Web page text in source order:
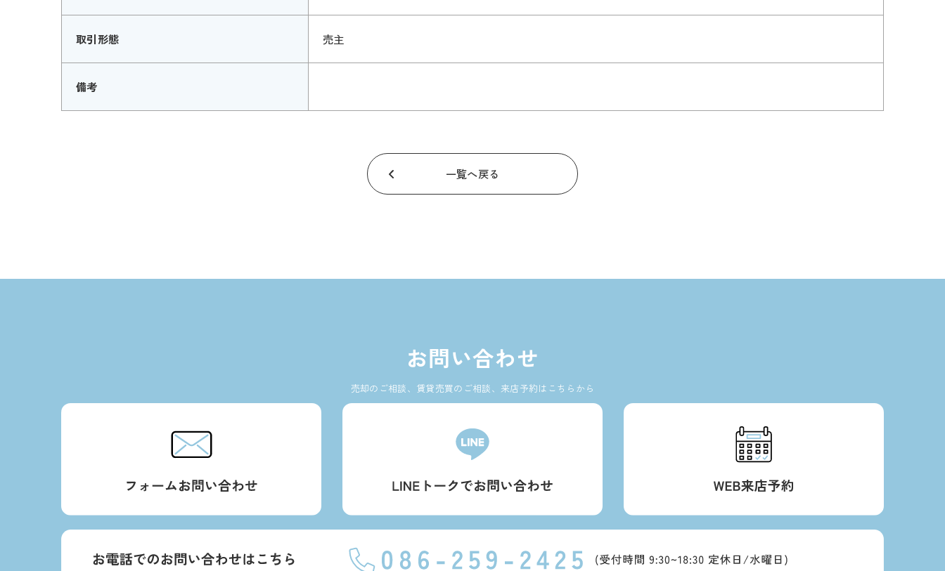
取引形態 売主
備考
一覧へ戻る
お問い合わせ
売却のご相談、賃貸売買のご相談、来店予約はこちらから